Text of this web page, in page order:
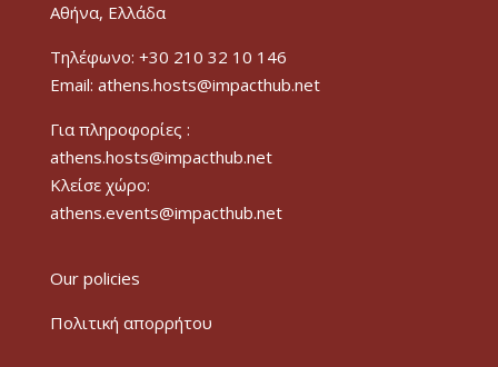
Αθήνα, Ελλάδα
Τηλέφωνο: +30 210 32 10 146
Email: athens.hosts@impacthub.net
Για πληροφορίες :
athens.hosts@impacthub.net
Κλείσε χώρο:
athens.events@impacthub.net
Our policies
Πολιτική απορρήτου